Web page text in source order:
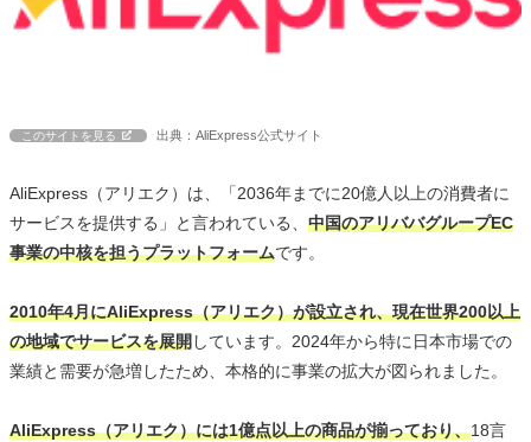
このサイトを見る 出典：AliExpress公式サイト
AliExpress（アリエク）は、「2036年までに20億人以上の消費者に
サービスを提供する」と言われている、 中国のアリババグループEC
事業の中核を担うプラットフォームです。
2010年4月にAliExpress（アリエク）が設立され、現在世界200以上
の地域でサービスを展開しています。2024年から特に日本市場での
業績と需要が急増したため、本格的に事業の拡大が図られました。
AliExpress（アリエク）には1億点以上の商品が揃っており、18言